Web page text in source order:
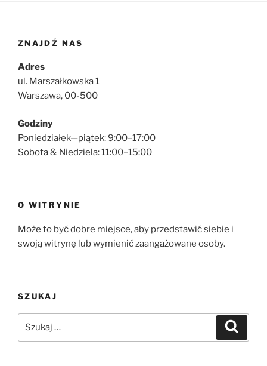
ZNAJDŹ NAS
Adres
ul. Marszałkowska 1
Warszawa, 00-500
Godziny
Poniedziałek—piątek: 9:00–17:00
Sobota & Niedziela: 11:00–15:00
O WITRYNIE
Może to być dobre miejsce, aby przedstawić siebie i
swoją witrynę lub wymienić zaangażowane osoby.
SZUKAJ